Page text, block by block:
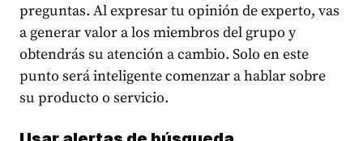
preguntas. Al expresar tu opinión de experto, vas
a generar valor a los miembros del grupo y
obtendrás su atención a cambio. Solo en este
punto será inteligente comenzar a hablar sobre
su producto o servicio.